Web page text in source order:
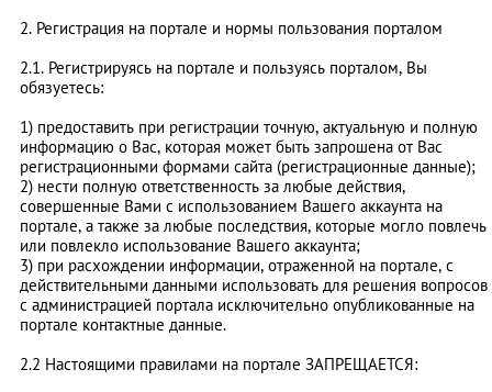
2. Регистрация на портале и нормы пользования порталом
2.1. Регистрируясь на портале и пользуясь порталом, Вы
обязуетесь:
1) предоставить при регистрации точную, актуальную и полную
информацию о Вас, которая может быть запрошена от Вас
регистрационными формами сайта (регистрационные данные);
2) нести полную ответственность за любые действия,
совершенные Вами с использованием Вашего аккаунта на
портале, а также за любые последствия, которые могло повлечь
или повлекло использование Вашего аккаунта;
3) при расхождении информации, отраженной на портале, с
действительными данными использовать для решения вопросов
с администрацией портала исключительно опубликованные на
портале контактные данные.
2.2 Настоящими правилами на портале ЗАПРЕЩАЕТСЯ: